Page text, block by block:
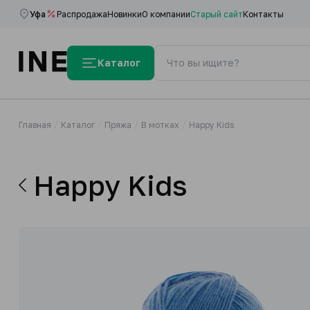
Уфа РаспродажаНовинкиО компанииСтарый сайтКонтакты
Каталог
Главная Каталог Пряжа В мотках Happy Kids
Happy Kids